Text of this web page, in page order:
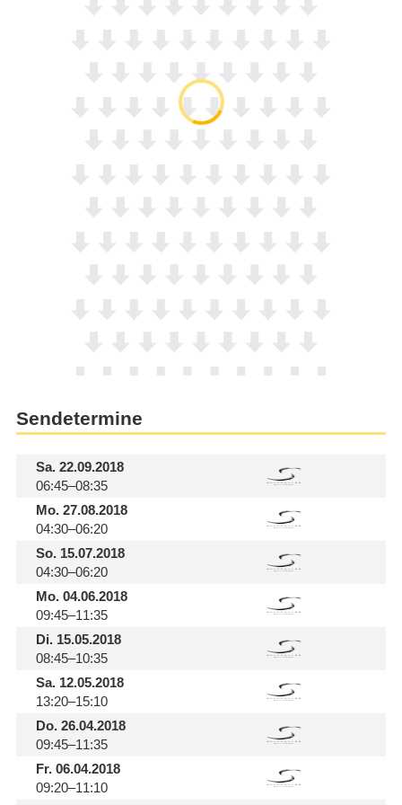
Sendetermine
Sa.22.09.2018
06:45–08:35
Mo.27.08.2018
04:30–06:20
So.15.07.2018
04:30–06:20
Mo.04.06.2018
09:45–11:35
Di.15.05.2018
08:45–10:35
Sa.12.05.2018
13:20–15:10
Do.26.04.2018
09:45–11:35
Fr.06.04.2018
09:20–11:10